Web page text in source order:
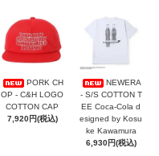
PORK CH
OP - C&H LOGO
COTTON CAP
7,920円(税込)
NEWERA
- S/S COTTON T
EE Coca-Cola d
esigned by Kosu
ke Kawamura
6,930円(税込)